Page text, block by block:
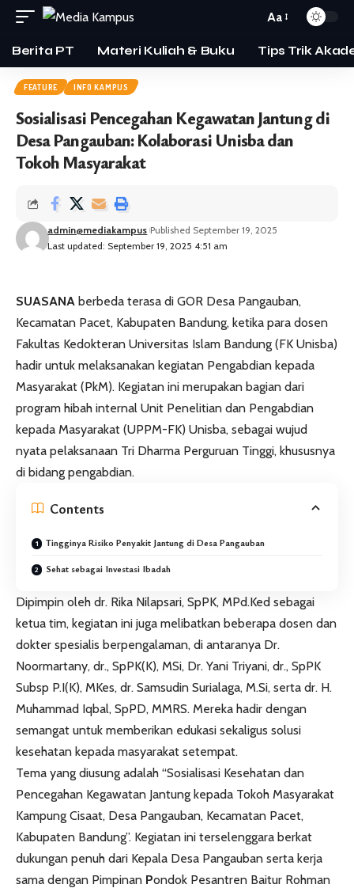
Aa
Berita PT Materi Kuliah & Buku Tips Trik
FEATURE INFO KAMPUS
Sosialisasi Pencegahan Kegawatan Jantung di
Desa Pangauban: Kolaborasi Unisba dan
Tokoh Masyarakat
Last updated: September 19, 2025 4:51 am
admin@mediakampus Published September 19, 2025
SUASANA berbeda terasa di GOR Desa Pangauban,
Kecamatan Pacet, Kabupaten Bandung, ketika para dosen
Fakultas Kedokteran Universitas Islam Bandung (FK Unisba)
hadir untuk melaksanakan kegiatan Pengabdian kepada
Masyarakat (PkM). Kegiatan ini merupakan bagian dari
program hibah internal Unit Penelitian dan Pengabdian
kepada Masyarakat (UPPM-FK) Unisba, sebagai wujud
nyata pelaksanaan Tri Dharma Perguruan Tinggi, khususnya
di bidang pengabdian.
Contents
Tingginya Risiko Penyakit Jantung di Desa Pangauban
Sehat sebagai Investasi Ibadah
Dipimpin oleh dr. Rika Nilapsari, SpPK, MPd.Ked sebagai
ketua tim, kegiatan ini juga melibatkan beberapa dosen dan
dokter spesialis berpengalaman, di antaranya Dr.
Noormartany, dr., SpPK(K), MSi, Dr. Yani Triyani, dr., SpPK
Subsp P.I(K), MKes, dr. Samsudin Surialaga, M.Si, serta dr. H.
Muhammad Iqbal, SpPD, MMRS. Mereka hadir dengan
semangat untuk memberikan edukasi sekaligus solusi
kesehatan kepada masyarakat setempat.
Tema yang diusung adalah “Sosialisasi Kesehatan dan
Pencegahan Kegawatan Jantung kepada Tokoh Masyarakat
Kampung Cisaat, Desa Pangauban, Kecamatan Pacet,
Kabupaten Bandung”. Kegiatan ini terselenggara berkat
dukungan penuh dari Kepala Desa Pangauban serta kerja
sama dengan Pimpinan Pondok Pesantren Baitur Rohman